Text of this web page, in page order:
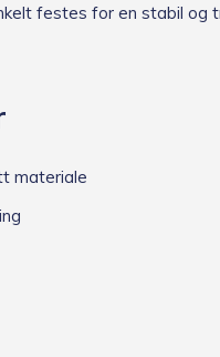
festes for en stabil og
materiale